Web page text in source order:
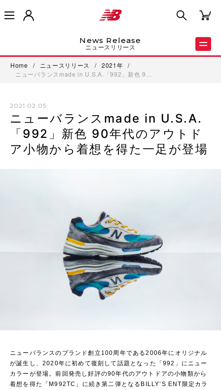
News Release
ニュースリリース
Home / ニュースリリース / 2021年
/
ニューバランスmade in U.S.A.「992」新色 9…
2021.02.05
ニューバランスmade in U.S.A.
「992」新色 90年代のアウトド
ア小物から着想を得た一足が登場
ニューバランスのブランド創立100周年である2006年にオリジナル
が誕生し、2020年に初めて復刻して話題となった「992」にニュー
カラーが登場。前回発売し好評の90年代のアウトドアの小物類から
着想を得た「M992TC」に続き第二弾となるBILLY’S ENT限定カラ